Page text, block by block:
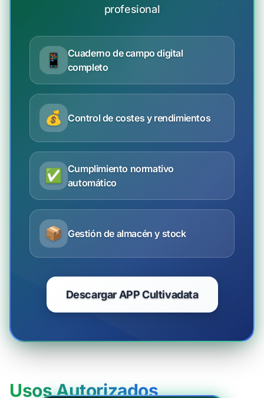
profesional
📱
Cuaderno de campo digital
completo
💰 Control de costes y rendimientos
✅
Cumplimiento normativo
automático
📦 Gestión de almacén y stock
Descargar APP Cultivadata
Usos Autorizados